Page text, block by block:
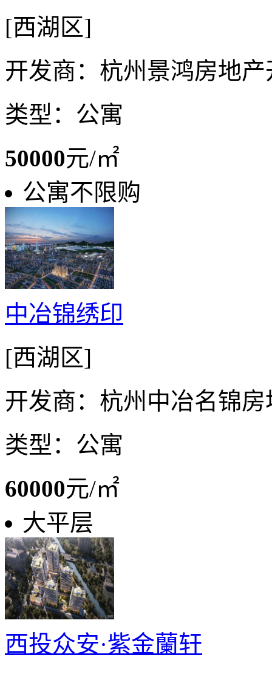
[西湖区]
开发商：杭州景鸿房地
类型：公寓
50000元/㎡
公寓不限购
中冶锦绣印
[西湖区]
开发商：杭州中冶名锦
类型：公寓
60000元/㎡
大平层
西投众安·紫金蘭轩